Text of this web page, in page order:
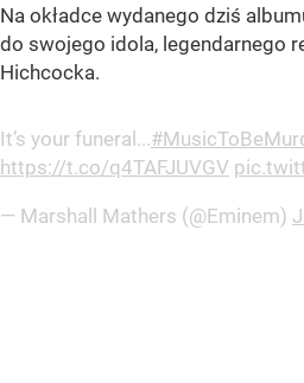
Na okładce wydanego dziś
do swojego idola, legendarnego
Hichcocka.
It’s your funeral...
https://t.co/q4TAFJUVGV
— Marshall Mathers (@Eminem)